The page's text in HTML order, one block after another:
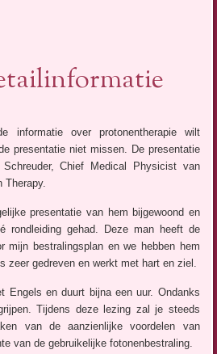
informatie over protonentherapie wilt
presentatie niet missen. De presentatie
Chief Medical Physicist van
Therapy.
presentatie van hem bijgewoond en
rondleiding gehad. Deze man heeft de
mijn bestralingsplan en we hebben hem
zeer gedreven en werkt met hart en ziel.
Engels en duurt bijna een uur. Ondanks
Tijdens deze lezing zal je steeds
van de aanzienlijke voordelen van
van de gebruikelijke fotonenbestraling.